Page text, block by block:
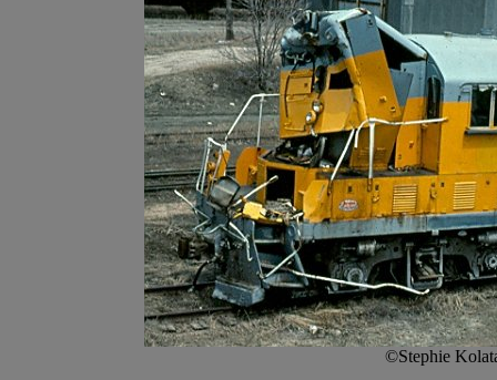
©Stephie